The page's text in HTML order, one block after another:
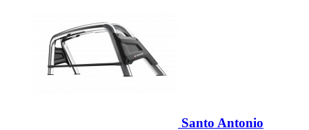
Santo Antonio